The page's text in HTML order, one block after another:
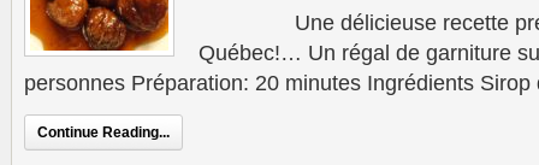
Une délicieuse recette
Québec!… Un régal de garniture
personnes Préparation: 20 minutes Ingrédients
Continue Reading...